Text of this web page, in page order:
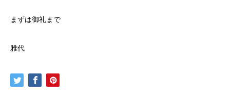
まずは御礼まで
雅代